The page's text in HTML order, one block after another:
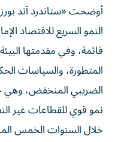
أوضحت «ستاندرد آند
النمو السريع للاقتصاد
قائمة، وفي مقدمتها البيئة
المتطورة، والسياسات
الضريبي المنخفض،
خلال السنوات الخمس